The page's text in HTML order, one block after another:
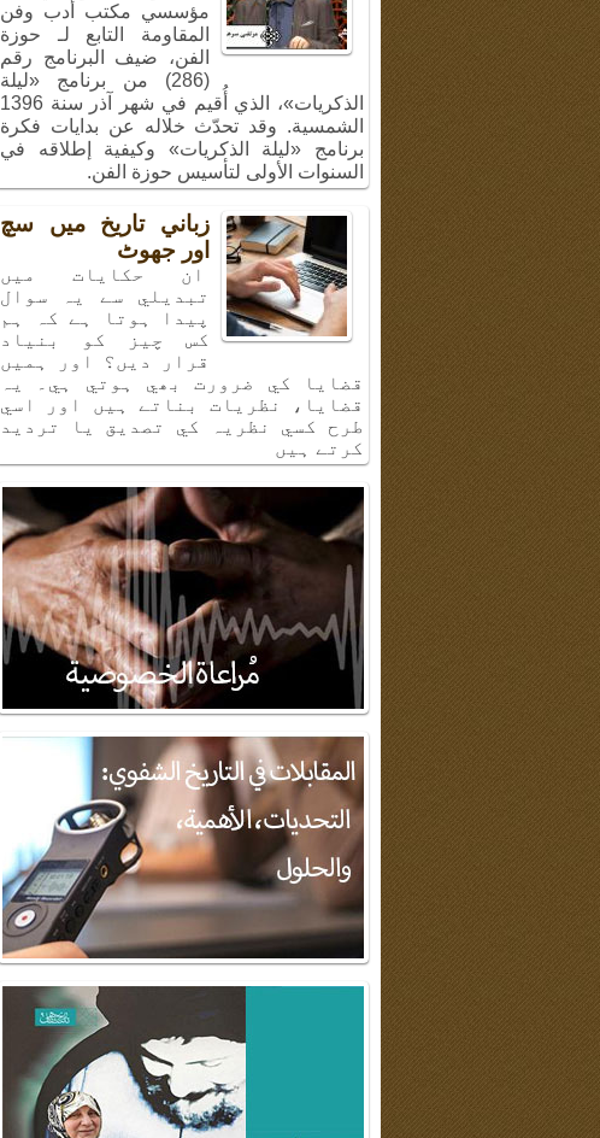
مؤسسي مكتب أدب وفن
المقاومة التابع لـ حوزة
الفن، ضيف البرنامج رقم
(286) من برنامج «ليلة
الذكريات»، الذي أُقيم في شهر آذر سنة 1396
الشمسية. وقد تحدّث خلاله عن بدايات فكرة
برنامج «ليلة الذكريات» وكيفية إطلاقه في
السنوات الأولى لتأسيس حوزة الفن.
زباني تاريخ ميں سچ
اور جھوٹ
ان حكايات ميں
تبديلي سے يہ سوال
پيدا ہوتا ہے كہ ہم
كس چيز كو بنياد
قرار ديں؟ اور ہميں
قضايا كي ضرورت بھي ہوتي ہي۔ يہ
قضايا، نظريات بناتے ہيں اور اسي
طرح كسي نظريہ كي تصديق يا ترديد
كرتے ہيں